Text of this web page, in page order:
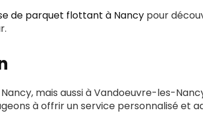
de parquet flottant à Nancy pour
mais aussi à Vandoeuvre-les-
à offrir un service personnalisé et